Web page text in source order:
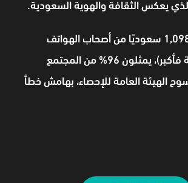
يعكس الثقافة والهوية السعودية.
شمل الاستطلاع 1,098 سعوديًا من أصحاب الهواتف
المحمولة (18 سنة فأكبر)، يمثلون 96% من المجتمع
الهيئة العامة للإحصاء، بهامش خطأ